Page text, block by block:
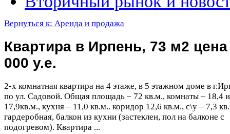
Вернуться к: Аренда и продажа
Квартира в Ирпень, 73 м2 цена
000 у.е.
2-х комнатная квартира на 4 этаже, в 5 этажном доме в
по ул. Садовой. Общая площадь – 72 кв.м., комнаты – 18,4 и
17,9кв.м., кухня – 11,0 кв.м.. коридор 12,6 кв.м., с\у – 7,3
гардеробная, балкон из кухни (застеклен, пол на балконе с
подогревом). Квартира ...